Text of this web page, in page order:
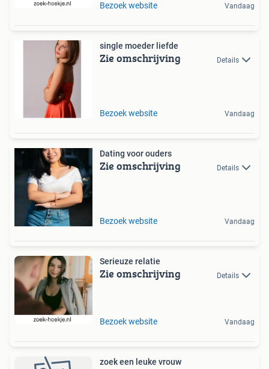
Bezoek website Vandaag
single moeder liefde
Zie omschrijving Details
Bezoek website Vandaag
Dating voor ouders
Zie omschrijving Details
Bezoek website Vandaag
Serieuze relatie
Zie omschrijving Details
Bezoek website Vandaag
zoek een leuke vrouw